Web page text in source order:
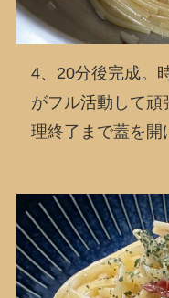
4、20分後完成。
がフル活動して頑
理終了まで蓋を開